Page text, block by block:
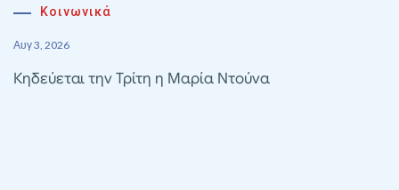
Κοινωνικά
Αυγ 3, 2026
Κηδεύεται την Τρίτη η Μαρία Ντούνα